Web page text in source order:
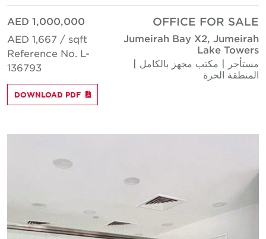
OFFICE FOR SALE
Jumeirah Bay X2, Jumeirah
Lake Towers
مستأجر | مكتب مجهز بالكامل |
المنطقة الحرة
AED 1,000,000
AED 1,667 / sqft
Reference No. L-
136793
DOWNLOAD PDF